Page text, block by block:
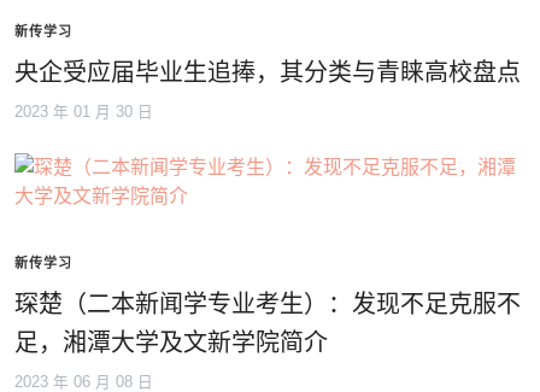
新传学习
央企受应届毕业生追捧，其分类与青睐高校盘点
2023 年 01 月 30 日
新传学习
琛楚（二本新闻学专业考生）：发现不足克服不
足，湘潭大学及文新学院简介
2023 年 06 月 08 日